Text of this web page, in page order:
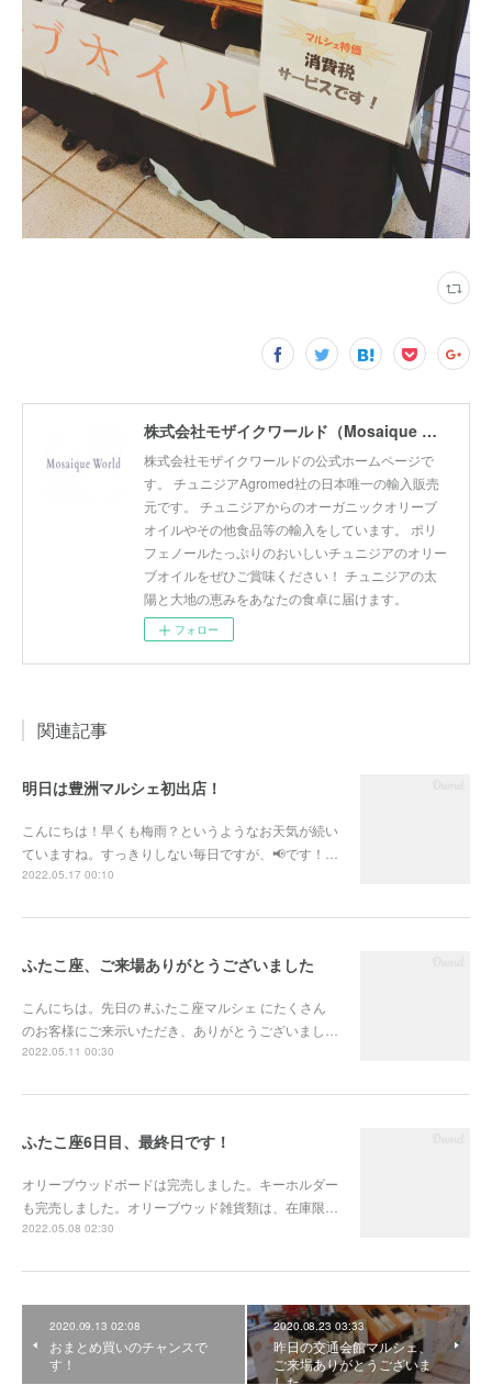
株式会社モザイクワールド（Mosaique World Co.,Ltd)
株式会社モザイクワールドの公式ホームページで
す。 チュニジアAgromed社の日本唯一の輸入販売
元です。 チュニジアからのオーガニックオリーブ
オイルやその他食品等の輸入をしています。 ポリ
フェノールたっぷりのおいしいチュニジアのオリー
ブオイルをぜひご賞味ください！ チュニジアの太
陽と大地の恵みをあなたの食卓に届けます。
フォロー
関連記事
明日は豊洲マルシェ初出店！
こんにちは！早くも梅雨？というようなお天気が続い
ていますね。すっきりしない毎日ですが、📢です！…
2022.05.17 00:10
ふたこ座、ご来場ありがとうございました
こんにちは。先日の #ふたこ座マルシェ にたくさん
のお客様にご来示いただき、ありがとうございまし…
2022.05.11 00:30
ふたこ座6日目、最終日です！
オリーブウッドボードは完売しました。キーホルダー
も完売しました。オリーブウッド雑貨類は、在庫限…
2022.05.08 02:30
2020.09.13 02:08
おまとめ買いのチャンスで
す！
2020.08.23 03:33
昨日の交通会館マルシェ、
ご来場ありがとうございま
した